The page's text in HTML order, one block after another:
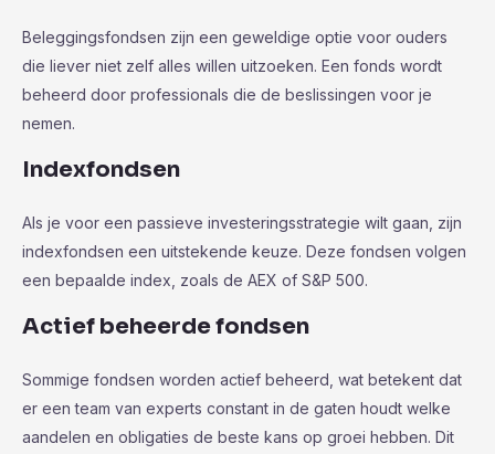
Beleggingsfondsen zijn een geweldige optie voor ouders
die liever niet zelf alles willen uitzoeken. Een fonds wordt
beheerd door professionals die de beslissingen voor je
nemen.
Indexfondsen
Als je voor een passieve investeringsstrategie wilt gaan, zijn
indexfondsen een uitstekende keuze. Deze fondsen volgen
een bepaalde index, zoals de AEX of S&P 500.
Actief beheerde fondsen
Sommige fondsen worden actief beheerd, wat betekent dat
er een team van experts constant in de gaten houdt welke
aandelen en obligaties de beste kans op groei hebben. Dit